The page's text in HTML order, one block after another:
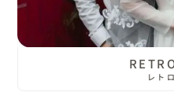
レト